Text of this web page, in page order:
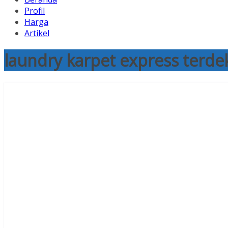
Profil
Harga
Artikel
laundry karpet express